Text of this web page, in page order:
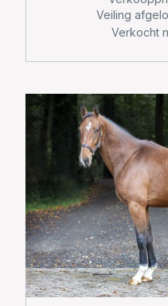
Veiling
Verkocht